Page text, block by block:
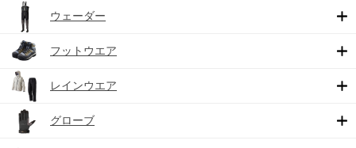
ウェーダー
フットウエア
レインウエア
グローブ